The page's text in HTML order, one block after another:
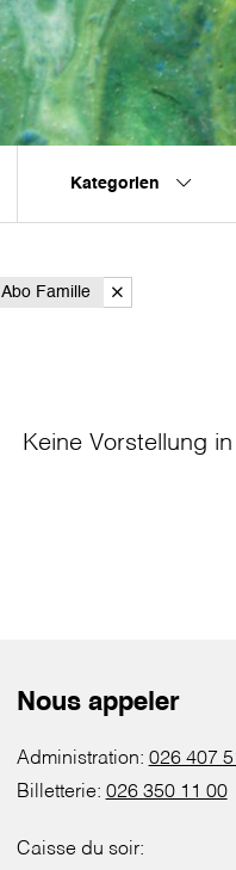
Kategorien
Abo Famille
Keine Vorstellung
Nous appeler
Administration: 026 407
Billetterie: 026 350 11 00
Caisse du soir: